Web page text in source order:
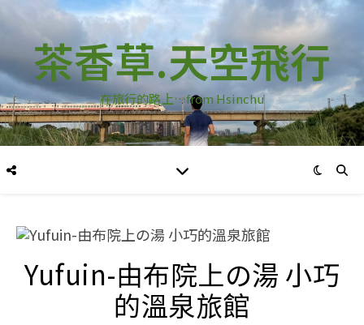
茶香草.天空飛行
在旅行的路上…from Hsinchu
Yufuin-由布院上の湯 小巧
的溫泉旅館